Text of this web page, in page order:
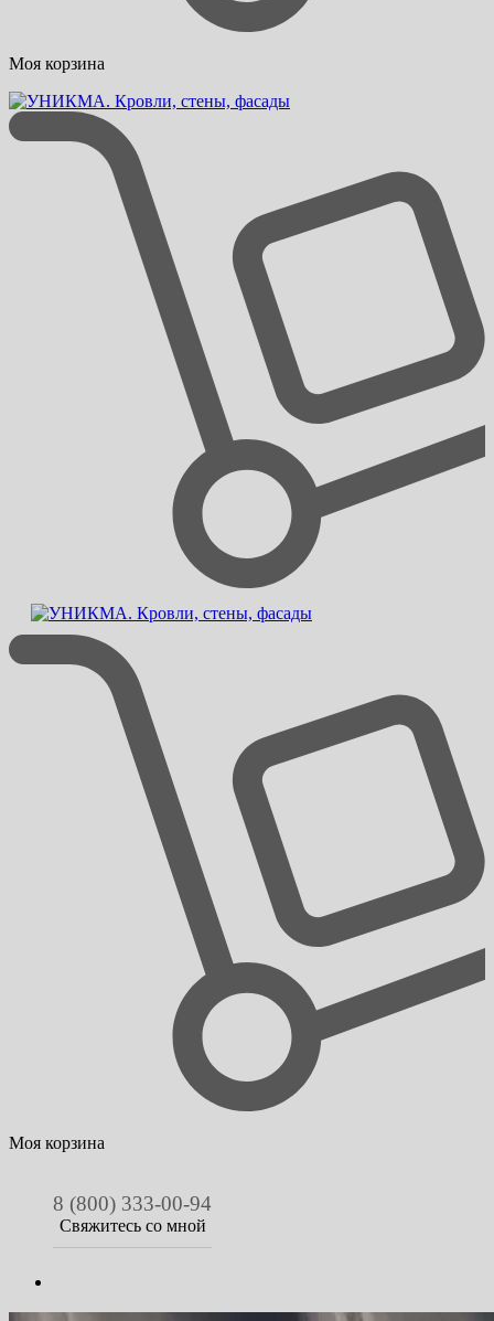
Моя корзина
Моя корзина
8 (800) 333-00-94
Свяжитесь со мной